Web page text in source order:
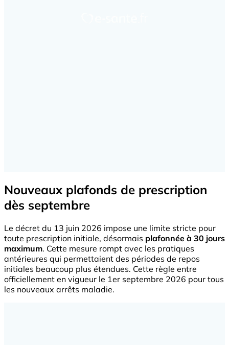
Nouveaux plafonds de prescription
dès septembre
Le décret du 13 juin 2026 impose une limite stricte pour
toute prescription initiale, désormais plafonnée à 30 jours
maximum. Cette mesure rompt avec les pratiques
antérieures qui permettaient des périodes de repos
initiales beaucoup plus étendues. Cette règle entre
officiellement en vigueur le 1er septembre 2026 pour tous
les nouveaux arrêts maladie.